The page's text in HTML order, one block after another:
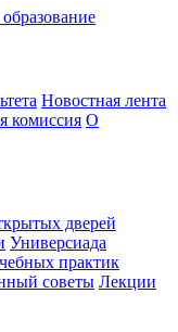
Новостная лента
комиссия О
дверей
Универсиада
практик
советы Лекции